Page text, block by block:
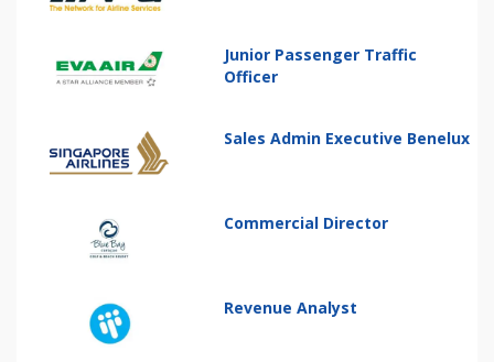
Junior Passenger Traffic
Officer
Sales Admin Executive Benelux
Commercial Director
Revenue Analyst